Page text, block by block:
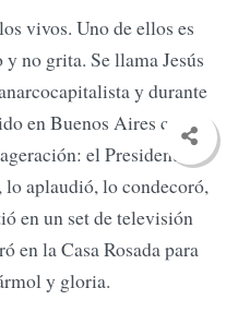
vivos. Uno de ellos es
no grita. Se llama Jesús
y durante
en Buenos Aires con
el Presidente lo
lo aplaudió, lo condecoró,
en un set de televisión
en la Casa Rosada para
y gloria.